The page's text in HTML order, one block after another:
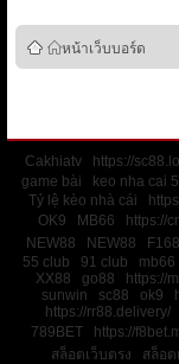
หน้าเว็บบอร์ด
Cakhiatv https://
game bài
keo nha cai 5
Tỷ lệ kèo nhà cái
OK9
MB66 https://
NEW88
NEW88 F168
55 club
91 club mb66
XX88
go88 https://
sunwin
sc88 ok9
https://rr88.delivery/
789BET
https://
สล็อตเว็บตรง
สล็อต